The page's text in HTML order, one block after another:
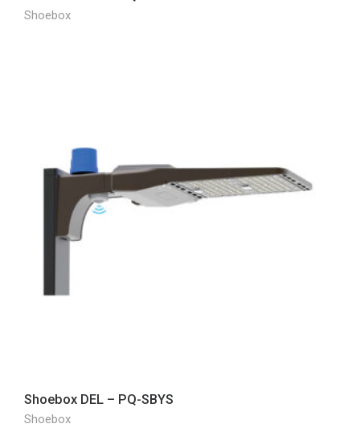
Shoebox
Shoebox DEL – PQ-SBYS
Shoebox